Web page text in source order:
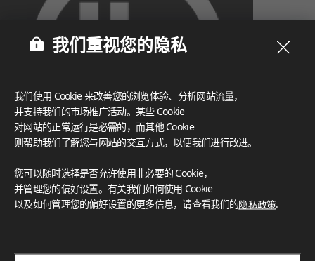
灵感画廊
探索空间灵感‌ LX Hausys BENIF通过多功能应用方案，为您呈
查看更多
我们重视您的隐私
我们使用 Cookie 来改善您的浏览体验、分析网站流量，
并支持我们的市场推广活动。某些 Cookie
对网站的正常运行是必需的，而其他 Cookie
则帮助我们了解您与网站的交互方式，以便我们进行改进。
您可以随时选择是否允许使用非必要的 Cookie，
并管理您的偏好设置。有关我们如何使用 Cookie
以及如何管理您的偏好设置的更多信息，请查看我们的隐私政策.